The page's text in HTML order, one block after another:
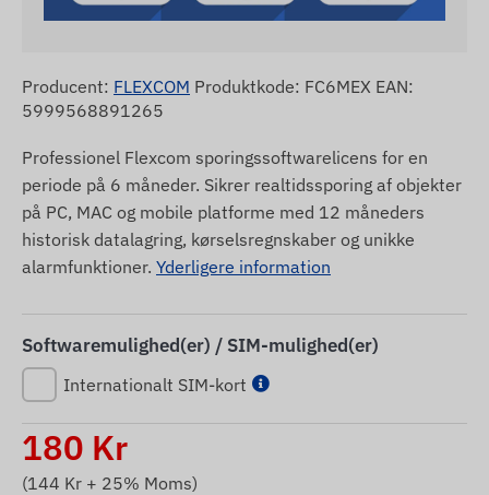
Producent: FLEXCOM Produktkode: FC6MEX EAN:
5999568891265
Professionel Flexcom sporingssoftwarelicens for en
periode på 6 måneder. Sikrer realtidssporing af objekter
på PC, MAC og mobile platforme med 12 måneders
historisk datalagring, kørselsregnskaber og unikke
alarmfunktioner. Yderligere information
Softwaremulighed(er) / SIM-mulighed(er)
Internationalt SIM-kort
180 Kr
(144 Kr + 25% Moms)